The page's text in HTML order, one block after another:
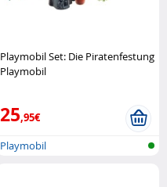
Playmobil Set: Die Piratenfestung
Playmobil
25,95€
Playmobil